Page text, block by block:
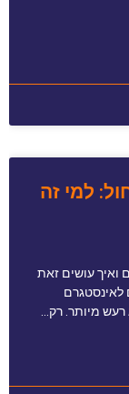
למי זה
ואיך עושים זאת
לאינסטגרם
מיותר. רק…